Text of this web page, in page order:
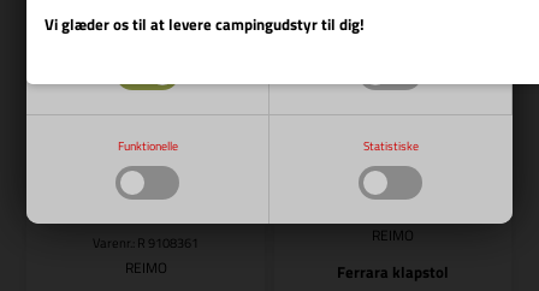
Nødvendige Markedsføring
Funktionelle Statistiske
Varenr.: R 9108361
REIMO
REIMO
Ferrara klapstol
Vi glæder os til at levere campingudstyr til dig!